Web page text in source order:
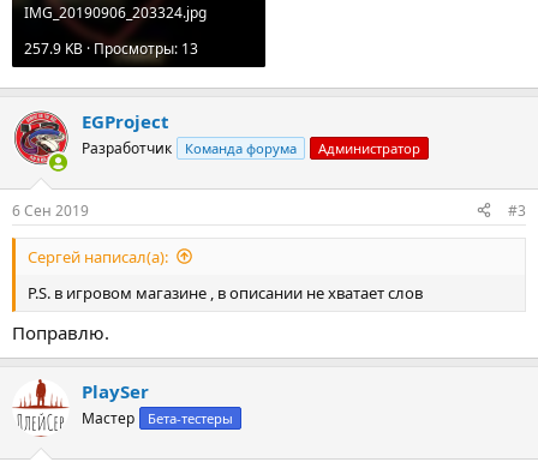
IMG_20190906_203324.jpg
257.9 KB · Просмотры: 13
EGProject
Разработчик Команда форума Администратор
6 Сен 2019 #3
Сергей написал(а):
P.S. в игровом магазине , в описании не хватает слов
Поправлю.
PlaySer
Мастер Бета-тестеры